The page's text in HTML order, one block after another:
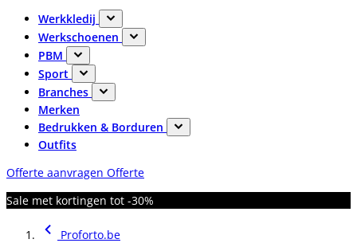
Werkkledij
Werkschoenen
PBM
Sport
Branches
Merken
Bedrukken & Borduren
Outfits
Offerte aanvragen Offerte
Sale met kortingen tot -30%
Proforto.be